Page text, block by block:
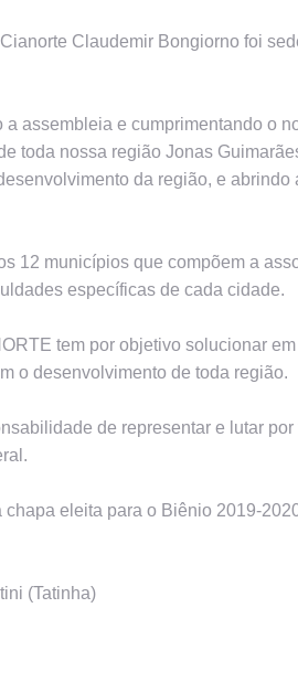
Claudemir Bongiorno foi
a assembleia e cumprimentando o
toda nossa região Jonas
da região, e
12 municípios que compõem a
específicas de cada cidade.
tem por objetivo solucionar
o desenvolvimento de toda região.
de representar e lutar
chapa eleita para o Biênio 2019-
(Tatinha)